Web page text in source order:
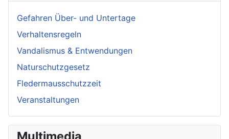
Gefahren Über- und Untertage
Verhaltensregeln
Vandalismus & Entwendungen
Naturschutzgesetz
Fledermausschutzzeit
Veranstaltungen